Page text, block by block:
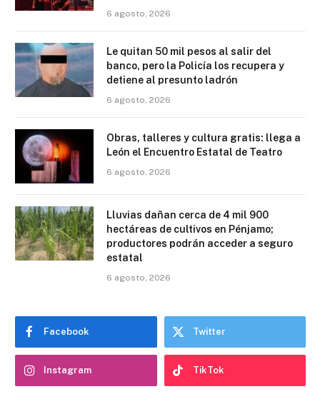
6 agosto, 2026
Le quitan 50 mil pesos al salir del
banco, pero la Policía los recupera y
detiene al presunto ladrón
6 agosto, 2026
Obras, talleres y cultura gratis: llega a
León el Encuentro Estatal de Teatro
6 agosto, 2026
Lluvias dañan cerca de 4 mil 900
hectáreas de cultivos en Pénjamo;
productores podrán acceder a seguro
estatal
6 agosto, 2026
Facebook Twitter
Instagram TikTok